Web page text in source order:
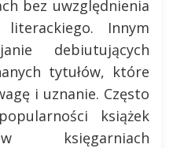
bez uwzględnienia
Innym
debiutujących
tytułów, które
i uznanie. Często
książek
księgarniach